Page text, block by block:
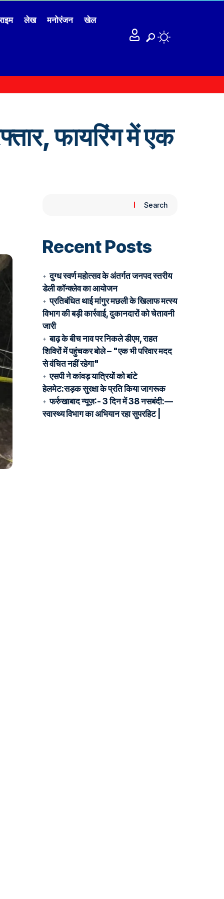
लेख मनोरंजन खेल
फायरिंग में एक
Search
Recent Posts
दुग्ध स्वर्ण महोत्सव के अंतर्गत जनपद स्तरीय
डेली कॉन्क्लेव का आयोजन
प्रतिबंधित थाई मांगुर मछली के खिलाफ मत्स्य
विभाग की बड़ी कार्रवाई, दुकानदारों को चेतावनी
जारी
बाढ़ के बीच नाव पर निकले डीएम, राहत
शिविरों में पहुंचकर बोले – "एक भी परिवार मदद
से वंचित नहीं रहेगा"
एसपी ने कांवड़ यात्रियों को बांटे
हेलमेट:सड़क सुरक्षा के प्रति किया जागरूक
फर्रुखाबाद न्यूज़:- 3 दिन में 38 नसबंदी:—
स्वास्थ्य विभाग का अभियान रहा सुपरहिट |